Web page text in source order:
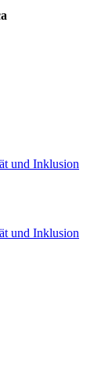
und Inklusion
und Inklusion